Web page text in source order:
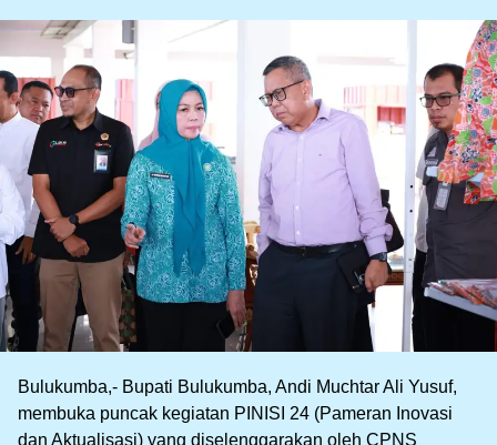
Bulukumba,- Bupati Bulukumba, Andi Muchtar Ali Yusuf,
membuka puncak kegiatan PINISI 24 (Pameran Inovasi
dan Aktualisasi) yang diselenggarakan oleh CPNS